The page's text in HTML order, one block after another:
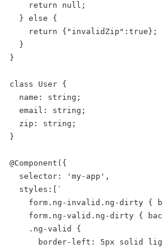
    return null;
  } else {
    return {"invalidZip":true};
  }
}
class User {
  name: string;
  email: string;
  zip: string;
}
@Component({
  selector: 'my-app',
  styles:[`
form.ng-invalid.ng-dirty {
form.ng-valid.ng-dirty {
    .ng-valid {
border-left: 5px solid